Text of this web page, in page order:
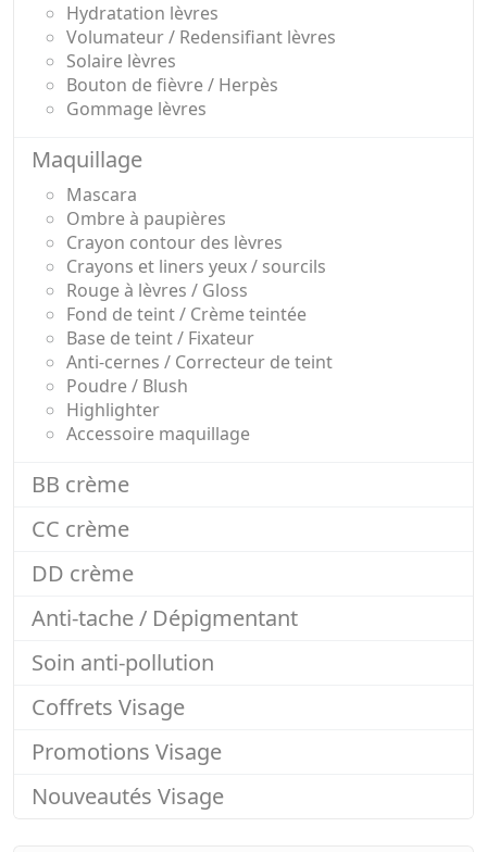
Hydratation lèvres
Volumateur / Redensifiant lèvres
Solaire lèvres
Bouton de fièvre / Herpès
Gommage lèvres
Maquillage
Mascara
Ombre à paupières
Crayon contour des lèvres
Crayons et liners yeux / sourcils
Rouge à lèvres / Gloss
Fond de teint / Crème teintée
Base de teint / Fixateur
Anti-cernes / Correcteur de teint
Poudre / Blush
Highlighter
Accessoire maquillage
BB crème
CC crème
DD crème
Anti-tache / Dépigmentant
Soin anti-pollution
Coffrets Visage
Promotions Visage
Nouveautés Visage